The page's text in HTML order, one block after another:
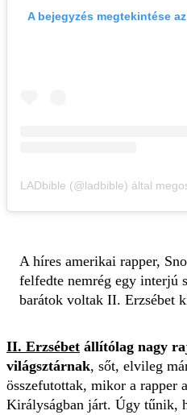
A bejegyzés megtekintése
A híres amerikai rapper,
felfedte nemrég egy interjú
barátok voltak II. Erzsébet
II. Erzsébet állítólag nagy
világsztárnak, sőt, elvileg
összefutottak, mikor a rapper
Királyságban járt. Úgy tűnik,